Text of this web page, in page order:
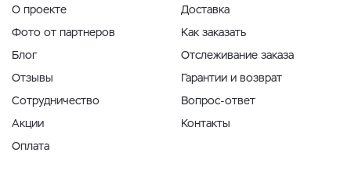
О проекте
Фото от партнеров
Блог
Отзывы
Сотрудничество
Акции
Оплата
Доставка
Как заказать
Отслеживание заказа
Гарантии и возврат
Вопрос-ответ
Контакты